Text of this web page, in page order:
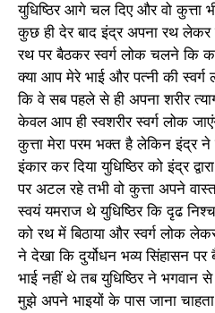
युधिष्ठिर आगे चल दिए और वो कुत्ता
कुछ ही देर बाद इंद्र अपना रथ
रथ पर बैठकर स्वर्ग लोक चलने कि
क्या आप मेरे भाई और पत्नी की
कि वे सब पहले से ही अपना शरीर
केवल आप ही स्वशरीर स्वर्ग लोक
कुत्ता मेरा परम भक्त है लेकिन इंद्र
इंकार कर दिया युधिष्ठिर को इंद्र
पर अटल रहे तभी वो कुत्ता अपने
स्वयं यमराज थे युधिष्ठिर कि दृढ
को रथ में बिठाया और स्वर्ग लोक
ने देखा कि दुर्योधन भव्य सिंहासन
भाई नहीं थे तब युधिष्ठिर ने भगवान
मुझे अपने भाइयों के पास जाना